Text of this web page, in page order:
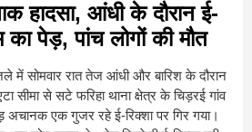
हादसा, आंधी के दौरान ई-
का पेड़, पांच लोगों की मौत
में सोमवार रात तेज आंधी और बारिश के दौरान
सीमा से सटे फरिहा थाना क्षेत्र के चिड़रई गांव
अचानक एक गुजर रहे ई-रिक्शा पर गिर गया।